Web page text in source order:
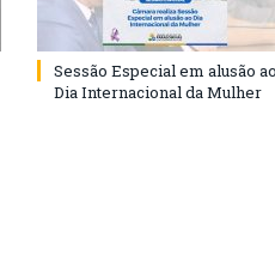
Sessão Especial em alusão ao
Dia Internacional da Mulher